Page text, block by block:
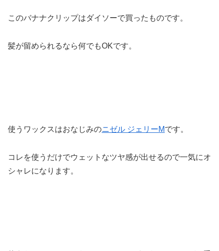
このバナナクリップはダイソーで買ったものです。
髪が留められるなら何でもOKです。
使うワックスはおなじみのニゼル ジェリーMです。
コレを使うだけでウェットなツヤ感が出せるので一気にオ
シャレになります。